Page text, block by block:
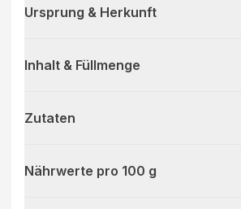
Ursprung & Herkunft
Inhalt & Füllmenge
Zutaten
Nährwerte pro 100 g